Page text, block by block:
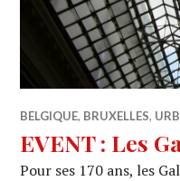
BELGIQUE, BRUXELLES,
EVENT : Les
Pour ses 170 ans, les